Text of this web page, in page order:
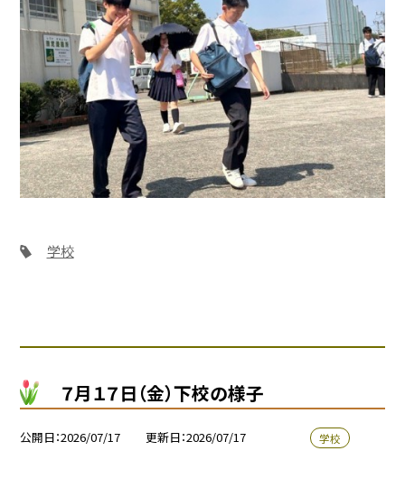
学校
７月１７日（金）下校の様子
公開日 2026/07/17 更新日 2026/07/17 学校